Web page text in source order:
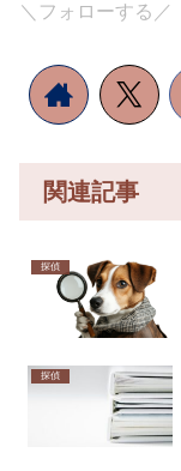
＼フォローする／
関連記事
探偵
探偵